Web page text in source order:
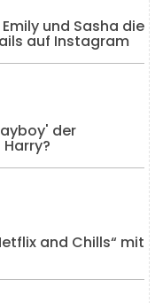
und Sasha die
auf Instagram
der
and Chills“ mit